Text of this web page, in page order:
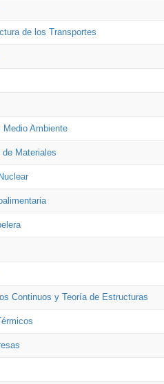
de los Transportes
Medio Ambiente
de Materiales
Continuos y Teoría de Estructuras